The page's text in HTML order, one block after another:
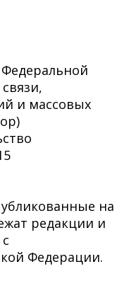
и массовых
на
редакции и
Федерации.